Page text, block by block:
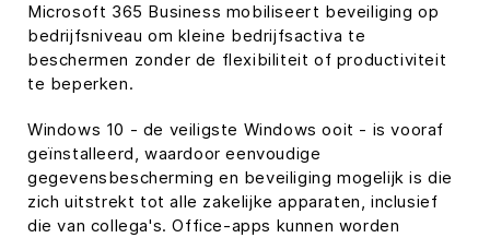
Microsoft 365 Business mobiliseert beveiliging op
bedrijfsniveau om kleine bedrijfsactiva te
beschermen zonder de flexibiliteit of productiviteit
te beperken.
Windows 10 - de veiligste Windows ooit - is vooraf
geïnstalleerd, waardoor eenvoudige
gegevensbescherming en beveiliging mogelijk is die
zich uitstrekt tot alle zakelijke apparaten, inclusief
die van collega's. Office-apps kunnen worden